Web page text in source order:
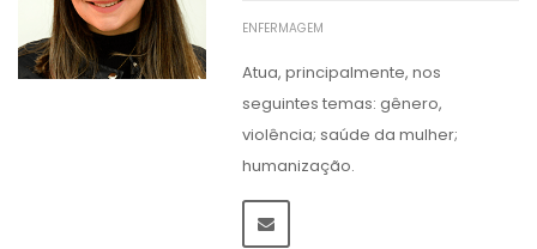
ENFERMAGEM
Atua, principalmente, nos
seguintes temas: gênero,
violência; saúde da mulher;
humanização.